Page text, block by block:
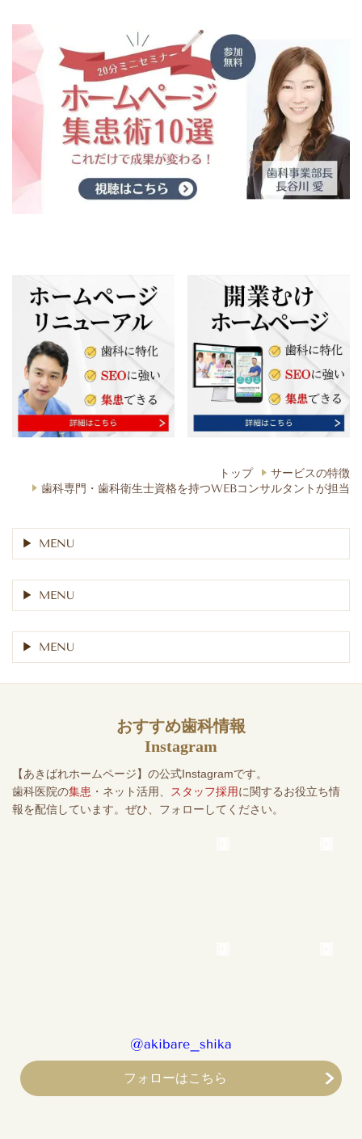
トップ
サービスの特徴
歯科専門・歯科衛生士資格を持つWEBコンサルタントが担当
MENU
MENU
MENU
おすすめ歯科情報
Instagram
【あきばれホームページ】の公式Instagramです。
歯科医院の集患 ・ネット活用、 スタッフ採用に関するお役立ち情
報を配信しています。ぜひ、フォローしてください。
@akibare_shika
フォローはこちら